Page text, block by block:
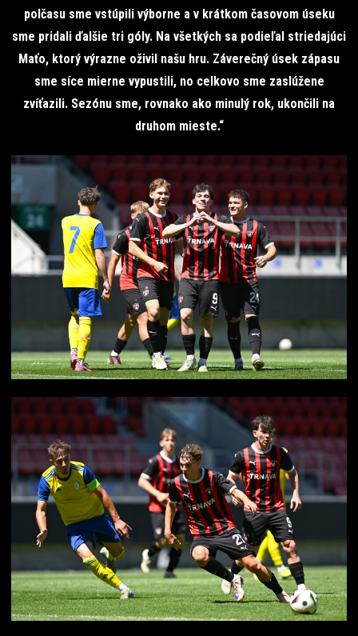
polčasu sme vstúpili výborne a v krátkom časovom úseku
sme pridali ďalšie tri góly. Na všetkých sa podieľal striedajúci
Maťo, ktorý výrazne oživil našu hru. Záverečný úsek zápasu
sme síce mierne vypustili, no celkovo sme zaslúžene
zvíťazili. Sezónu sme, rovnako ako minulý rok, ukončili na
druhom mieste.“